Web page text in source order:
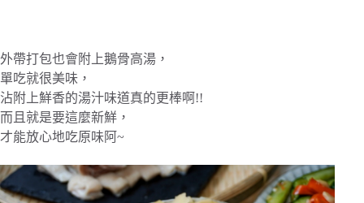
外帶打包也會附上鵝骨高湯，
單吃就很美味，
沾附上鮮香的湯汁味道真的更棒啊!!
而且就是要這麼新鮮，
才能放心地吃原味阿~